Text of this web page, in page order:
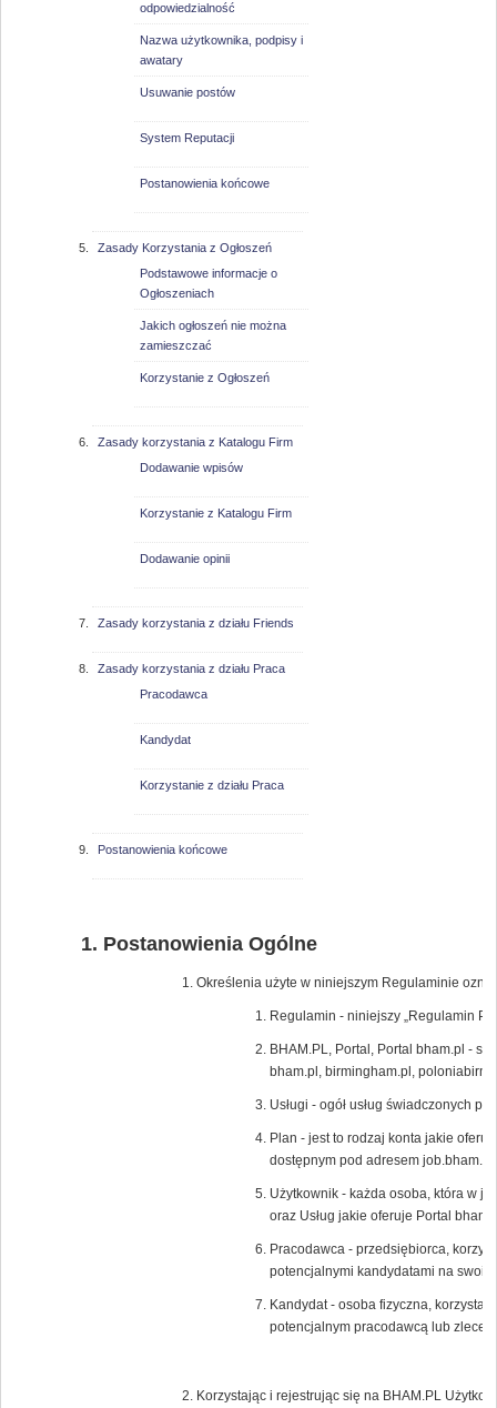
odpowiedzialność
Nazwa użytkownika, podpisy i
awatary
Usuwanie postów
System Reputacji
Postanowienia końcowe
Zasady Korzystania z Ogłoszeń
Podstawowe informacje o
Ogłoszeniach
Jakich ogłoszeń nie można
zamieszczać
Korzystanie z Ogłoszeń
Zasady korzystania z Katalogu Firm
Dodawanie wpisów
Korzystanie z Katalogu Firm
Dodawanie opinii
Zasady korzystania z działu Friends
Zasady korzystania z działu Praca
Pracodawca
Kandydat
Korzystanie z działu Praca
Postanowienia końcowe
Postanowienia Ogólne
Określenia użyte w niniejszym Regulaminie
Regulamin - niniejszy „Regulamin
BHAM.PL, Portal, Portal bham.pl -
bham.pl, birmingham.pl,
Usługi - ogół usług świadczonych
Plan - jest to rodzaj konta jakie
dostępnym pod adresem job.bham.pl.
Użytkownik - każda osoba, która w
oraz Usług jakie oferuje Portal
Pracodawca - przedsiębiorca,
potencjalnymi kandydatami na
Kandydat - osoba fizyczna,
potencjalnym pracodawcą lub
Korzystając i rejestrując się na BHAM.PL